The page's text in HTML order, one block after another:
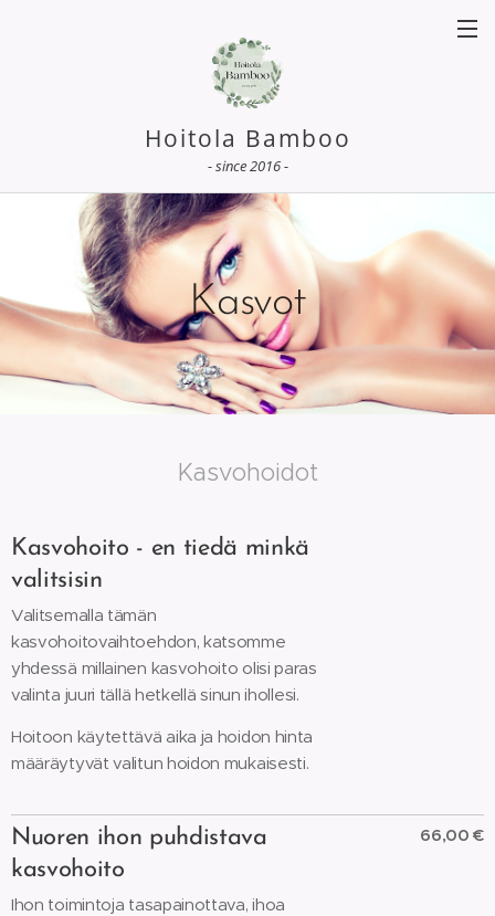
Hoitola Bamboo
-since 2016-
Kasvot
Kasvohoidot
Kasvohoito - en tiedä minkä
valitsisin
Valitsemalla tämän
kasvohoitovaihtoehdon, katsomme
yhdessä millainen kasvohoito olisi paras
valinta juuri tällä hetkellä sinun ihollesi.
Hoitoon käytettävä aika ja hoidon hinta
määräytyvät valitun hoidon mukaisesti.
Nuoren ihon puhdistava
kasvohoito
Ihon toimintoja tasapainottava, ihoa
66,00 €